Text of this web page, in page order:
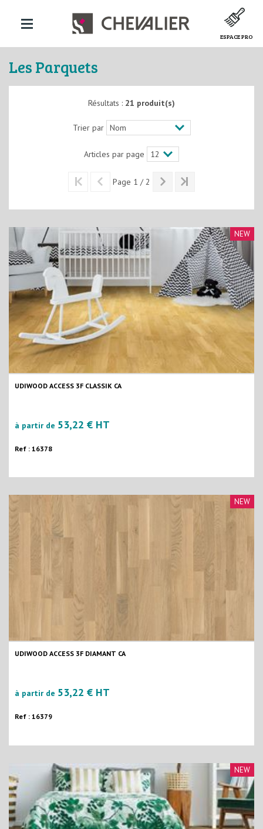
ESPACE PRO
Les Parquets
Résultats : 21 produit(s)
Trier par
Articles par page
Page 1 / 2
UDIWOOD ACCESS 3F CLASSIK CA
à partir de 53,22 € HT
NEW
Ref : 16378
UDIWOOD ACCESS 3F DIAMANT CA
à partir de 53,22 € HT
NEW
Ref : 16379
NEW